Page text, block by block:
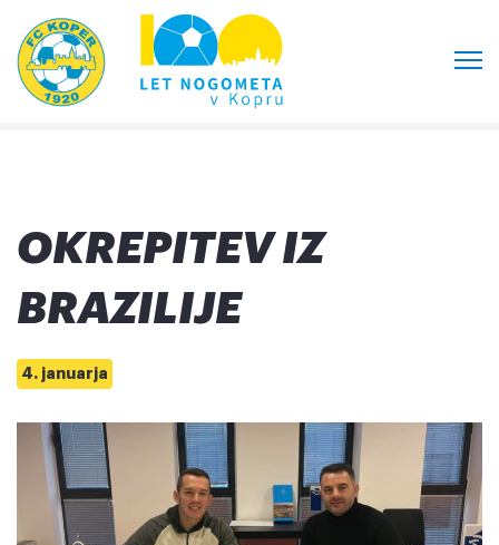
OKREPITEV IZ
BRAZILIJE
4. januarja